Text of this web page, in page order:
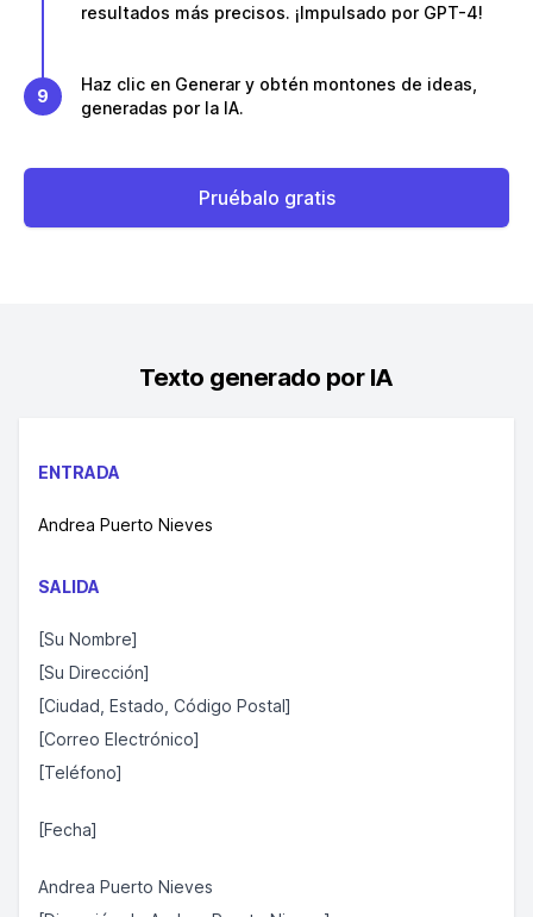
resultados más precisos. ¡Impulsado por GPT-4!
9
Haz clic en Generar y obtén montones de ideas,
generadas por la IA.
Pruébalo gratis
Texto generado por IA
ENTRADA
Andrea Puerto Nieves
SALIDA
[Su Nombre]
[Su Dirección]
[Ciudad, Estado, Código Postal]
[Correo Electrónico]
[Teléfono]
[Fecha]
Andrea Puerto Nieves